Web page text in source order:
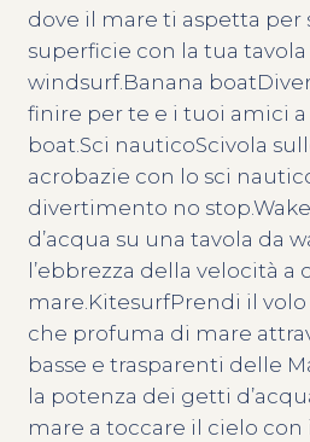
dove il mare ti aspetta per
superficie con la tua tavola
windsurf.Banana
finire per te e i tuoi amici
boat.Sci nauticoScivola
acrobazie con lo sci
divertimento no
d’acqua su una tavola da
l’ebbrezza della velocità a
mare.KitesurfPrendi il volo
che profuma di mare
basse e trasparenti delle
la potenza dei getti
mare a toccare il cielo con